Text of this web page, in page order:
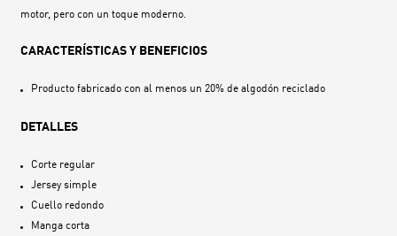
motor, pero con un toque moderno.
CARACTERÍSTICAS Y BENEFICIOS
Producto fabricado con al menos un 20% de algodón reciclado
DETALLES
Corte regular
Jersey simple
Cuello redondo
Manga corta